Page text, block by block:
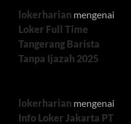
lokerharian mengenai
Loker Full Time
Tangerang Barista
Tanpa Ijazah 2025
lokerharian mengenai
Info Loker Jakarta PT